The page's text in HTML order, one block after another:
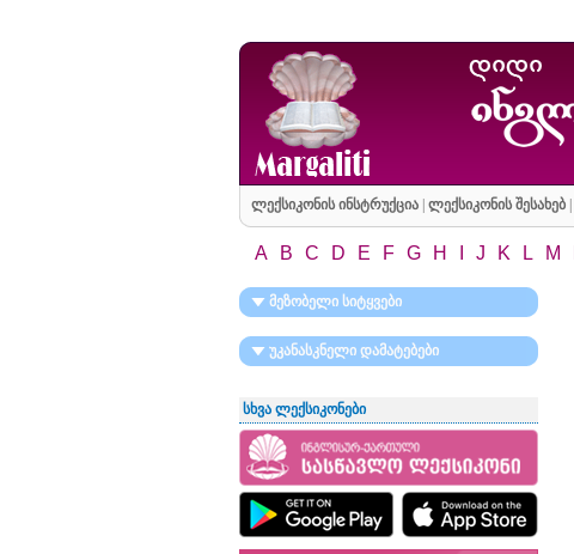
ლექსიკონის ინსტრუქცია| ლექსიკონის შესახებ|
A B C D E F G H J K L M
მეზობელი სიტყვები
უკანასკნელი დამატებები
სხვა ლექსიკონები